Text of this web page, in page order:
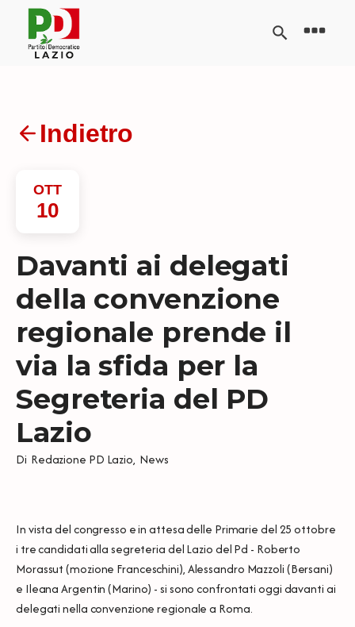
Indietro
OTT
10
Davanti ai delegati
della convenzione
regionale prende il
via la sfida per la
Segreteria del PD
Lazio
Di Redazione PD Lazio, News
In vista del congresso e in attesa delle Primarie del 25 ottobre
i tre candidati alla segreteria del Lazio del Pd - Roberto
Morassut (mozione Franceschini), Alessandro Mazzoli (Bersani)
e Ileana Argentin (Marino) - si sono confrontati oggi davanti ai
delegati nella convenzione regionale a Roma.